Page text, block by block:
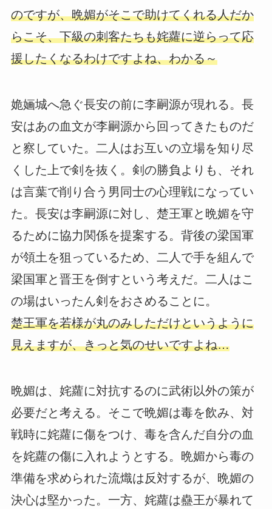
のですが、晩媚がそこで助けてくれる人だか
らこそ、下級の刺客たちも姹蘿に逆らって応
援したくなるわけですよね、わかる～
姽婳城へ急ぐ長安の前に李嗣源が現れる。長
安はあの血文が李嗣源から回ってきたものだ
と察していた。二人はお互いの立場を知り尽
くした上で剣を抜く。剣の勝負よりも、それ
は言葉で削り合う男同士の心理戦になってい
た。長安は李嗣源に対し、楚王軍と晩媚を守
るために協力関係を提案する。背後の梁国軍
が領土を狙っているため、二人で手を組んで
梁国軍と晋王を倒すという考えだ。二人はこ
の場はいったん剣をおさめることに。
楚王軍を若様が丸のみしただけというように
見えますが、きっと気のせいですよね…
晩媚は、姹蘿に対抗するのに武術以外の策が
必要だと考える。そこで晩媚は毒を飲み、対
戦時に姹蘿に傷をつけ、毒を含んだ自分の血
を姹蘿の傷に入れようとする。晩媚から毒の
準備を求められた流熾は反対するが、晩媚の
決心は堅かった。一方、姹蘿は蠱王が暴れて